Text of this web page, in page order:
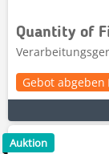
Quantity of
Gebot abgeben
Auktion